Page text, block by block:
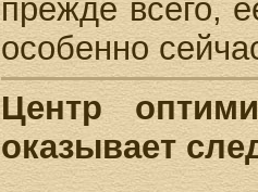
прежде всего,
особенно
Центр
оказывает